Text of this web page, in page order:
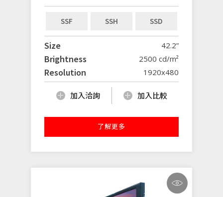
SSF SSH SSD
Size 42.2”
Brightness 2500 cd/m²
Resolution 1920x480
加入洽詢 加入比較
了解更多